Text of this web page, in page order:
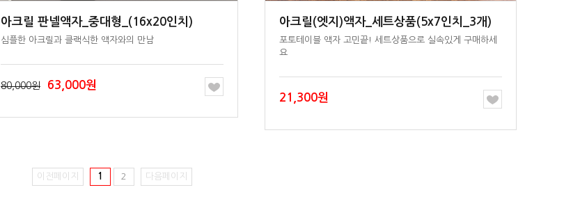
아크릴 판넬액자_중대형_(16x20인치)
심플한 아크릴과 클랙식한 액자와의 만남
80,000원 63,000원
아크릴(엣지)액자_세트상품(5x7인치_3개)
요
21,300원
이전페이지 1 2 다음페이지